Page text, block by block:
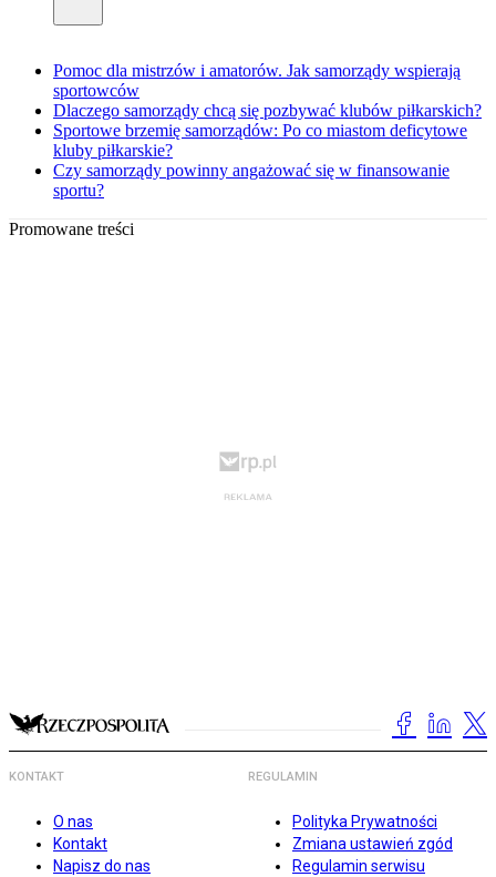
Pomoc dla mistrzów i amatorów. Jak samorządy wspierają
sportowców
Dlaczego samorządy chcą się pozbywać klubów piłkarskich?
Sportowe brzemię samorządów: Po co miastom deficytowe
kluby piłkarskie?
Czy samorządy powinny angażować się w finansowanie
sportu?
Promowane treści
KONTAKT
O nas
Kontakt
Napisz do nas
REGULAMIN
Polityka Prywatności
Zmiana ustawień zgód
Regulamin serwisu